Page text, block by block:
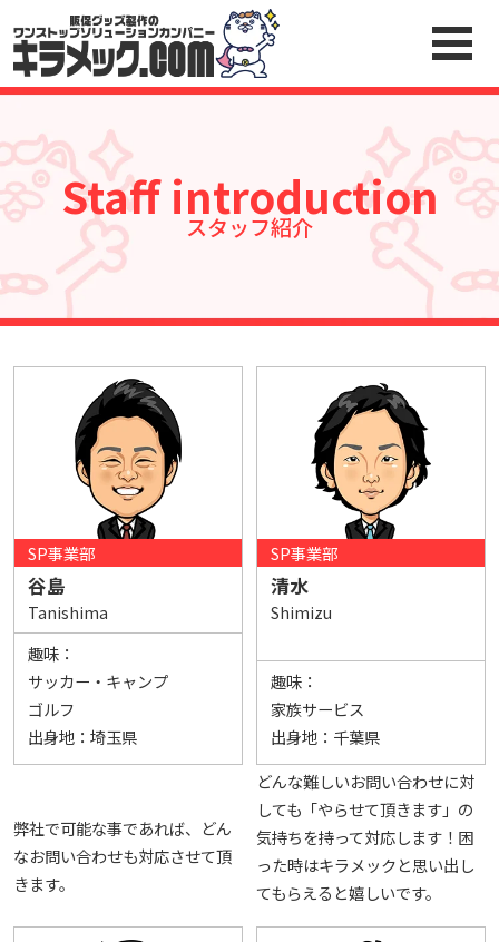
スタッフ紹介
Staff introduction
谷島
Tanishima
SP事業部
趣味：
サッカー・キャンプ
ゴルフ
出身地：埼玉県
弊社で可能な事であれば、どん
なお問い合わせも対応させて頂
きます。
清水
Shimizu
SP事業部
趣味：
家族サービス
出身地： 千葉県
どんな難しいお問い合わせに対
しても「やらせて頂きます」の
気持ちを持って対応します！困
った時はキラメックと思い出し
てもらえると嬉しいです。